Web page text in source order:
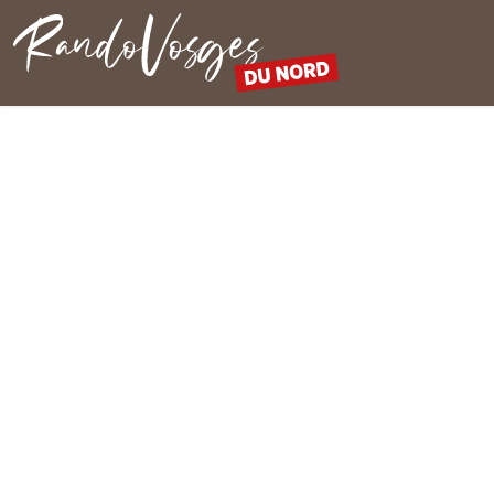
Rando Vosges du Nord